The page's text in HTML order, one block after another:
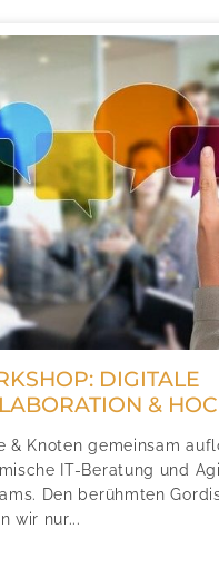
DIGITALE
&
& Knoten gemeinsam
IT-Beratung und
Den berühmten
wir nur...